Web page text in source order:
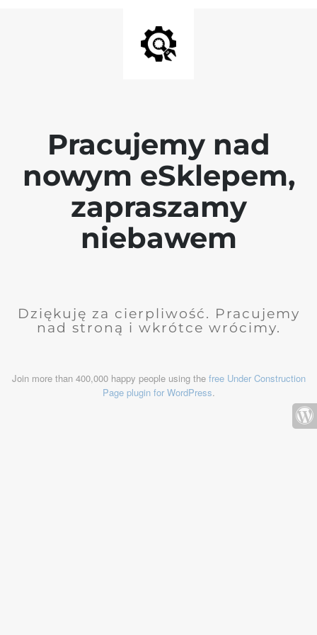
Pracujemy nad
nowym eSklepem,
zapraszamy
niebawem
Dziękuję za cierpliwość. Pracujemy
nad stroną i wkrótce wrócimy.
Join more than 400,000 happy people using the free Under Construction
Page plugin for WordPress.